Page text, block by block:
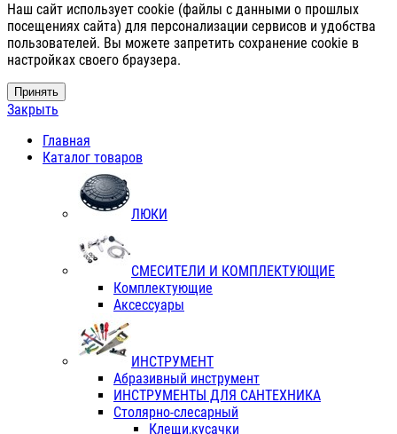
Наш сайт использует cookie (файлы с данными о прошлых
посещениях сайта) для персонализации сервисов и удобства
пользователей. Вы можете запретить сохранение cookie в
настройках своего браузера.
Принять
Закрыть
Главная
Каталог товаров
ЛЮКИ
СМЕСИТЕЛИ И КОМПЛЕКТУЮЩИЕ
Комплектующие
Аксессуары
ИНСТРУМЕНТ
Абразивный инструмент
ИНСТРУМЕНТЫ ДЛЯ САНТЕХНИКА
Столярно-слесарный
Клещи,кусачки